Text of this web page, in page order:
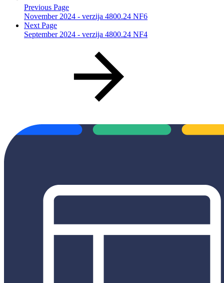
Previous Page
November 2024 - verzija 4800.24 NF6
Next Page
September 2024 - verzija 4800.24 NF4